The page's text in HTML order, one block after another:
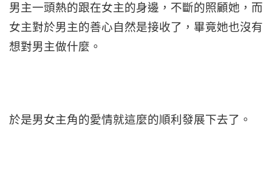
男主一頭熱的跟在女主的身邊，不斷的照顧她，而
女主對於男主的善心自然是接收了，畢竟她也沒有
想對男主做什麼。
於是男女主角的愛情就這麼的順利發展下去了。